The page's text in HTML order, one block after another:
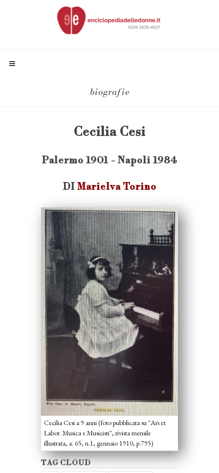
biografie
Cecilia Cesi
Palermo 1901 - Napoli 1984
DI Marielva Torino
Cecilia Cesi a 9 anni (foto pubblicata su "Ars et
Labor. Musica e Musicisti", rivista mensile
illustrata, a. 65, n.1, gennaio 1910, p.795)
TAG CLOUD